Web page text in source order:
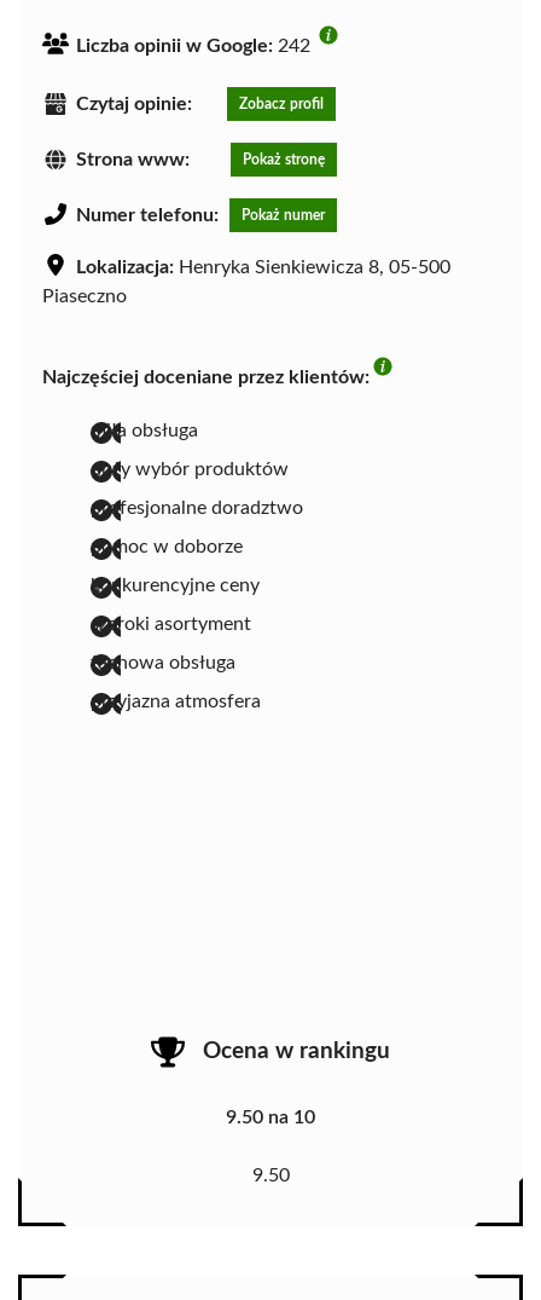
Liczba opinii w Google: 242
Czytaj opinie: Zobacz profil
Strona www: Pokaż stronę
Numer telefonu: Pokaż numer
Lokalizacja: Henryka Sienkiewicza 8, 05-500
Piaseczno
Najczęściej doceniane przez klientów:
miła obsługa
duży wybór produktów
profesjonalne doradztwo
pomoc w doborze
konkurencyjne ceny
szeroki asortyment
fachowa obsługa
przyjazna atmosfera
Ocena w rankingu
9.50 na 10
9.50